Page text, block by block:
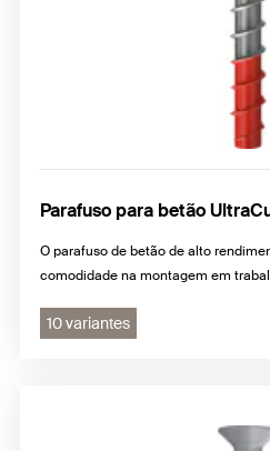
Parafuso para betão
O parafuso de betão de alto
comodidade na montagem em
10 variantes